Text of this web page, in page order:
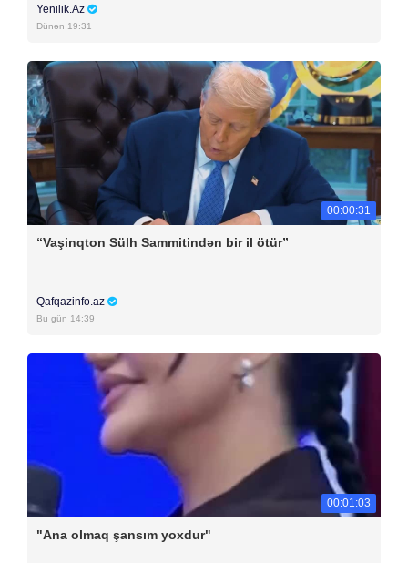
Yenilik.Az
Dünən 19:31
00:00:31
“Vaşinqton Sülh Sammitindən bir il ötür”
Qafqazinfo.az
Bu gün 14:39
00:01:03
"Ana olmaq şansım yoxdur"